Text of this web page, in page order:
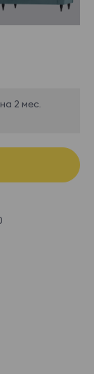
2 мес.